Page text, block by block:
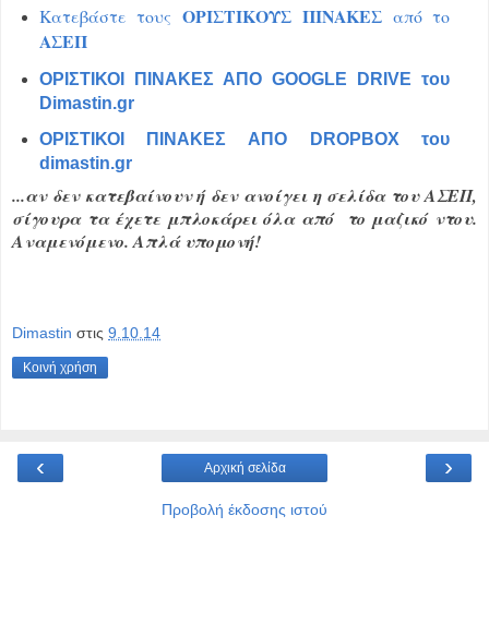
Κατεβάστε τουςΟΡΙΣΤΙΚΟΥΣ ΠΙΝΑΚΕΣαπό το
ΑΣΕΠ
ΟΡΙΣΤΙΚΟΙ ΠΙΝΑΚΕΣ ΑΠΟ GOOGLE DRIVE του
Dimastin.gr
ΟΡΙΣΤΙΚΟΙ ΠΙΝΑΚΕΣ ΑΠΟ DROPBOX του
dimastin.gr
...αν δεν κατεβαίνουν ή δεν ανοίγει η σελίδα του ΑΣΕΠ,
σίγουρα τα έχετε μπλοκάρει όλα από το μαζικό ντου.
Αναμενόμενο. Απλά υπομονή!
Dimastin στις 9.10.14
Κοινή χρήση
‹ ›
Αρχική σελίδα
Προβολή έκδοσης ιστού